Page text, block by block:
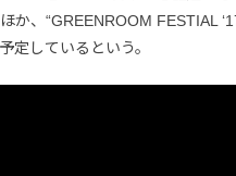
か、“GREENROOM FESTIAL
定しているという。